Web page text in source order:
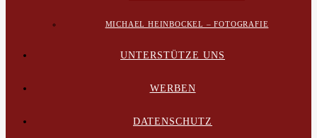
MICHAEL HEINBOCKEL – FOTOGRAFIE
UNTERSTÜTZE UNS
WERBEN
DATENSCHUTZ